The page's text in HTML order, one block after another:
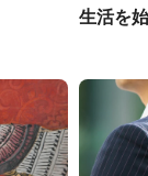
生活を